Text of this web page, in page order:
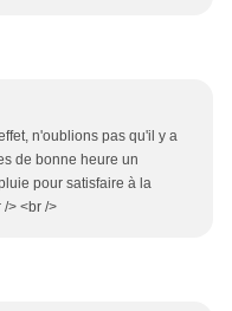
n'oublions pas qu'il y a
de bonne heure un
pour satisfaire à la
> <br />